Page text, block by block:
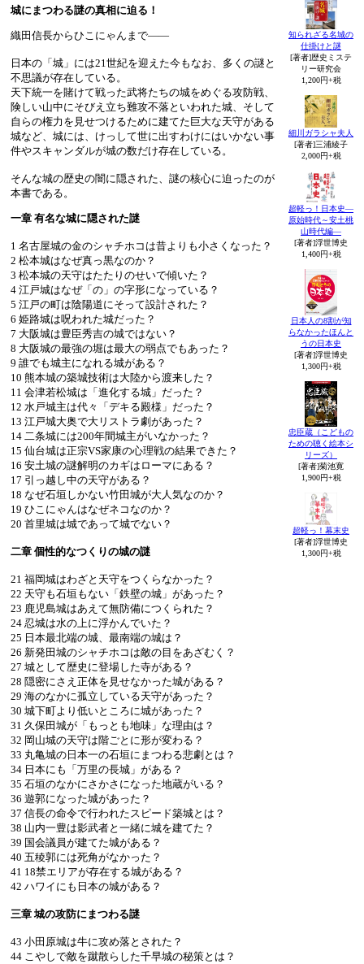
城にまつわる謎の真相に迫る！
織田信長からひこにゃんまで――
日本の「城」には21世紀を迎えた今もなお、多くの謎と
不思議が存在している。
天下統一を賭けて戦った武将たちの城をめぐる攻防戦、
険しい山中にそびえ立ち難攻不落といわれた城、そして
自らの権力を見せつけるために建てた巨大な天守がある
城など、城には、けっして世に出すわけにはいかない事
件やスキャンダルが城の数だけ存在している。
そんな城の歴史の闇に隠された、謎の核心に迫ったのが
本書である。
一章 有名な城に隠された謎
1 名古屋城の金のシャチホコは昔よりも小さくなった？
2 松本城はなぜ真っ黒なのか？
3 松本城の天守はたたりのせいで傾いた？
4 江戸城はなぜ「の」の字形になっている？
5 江戸の町は陰陽道にそって設計された？
6 姫路城は呪われた城だった？
7 大阪城は豊臣秀吉の城ではない？
8 大阪城の最強の堀は最大の弱点でもあった？
9 誰でも城主になれる城がある？
10 熊本城の築城技術は大陸から渡来した？
11 会津若松城は「進化する城」だった？
12 水戸城主は代々「デキる殿様」だった？
13 江戸城大奥で大リストラ劇があった？
14 二条城には200年間城主がいなかった？
15 仙台城は正宗VS家康の心理戦の結果できた？
16 安土城の謎解明のカギはローマにある？
17 引っ越し中の天守がある？
18 なぜ石垣しかない竹田城が大人気なのか？
19 ひこにゃんはなぜネコなのか？
20 首里城は城であって城でない？
二章 個性的なつくりの城の謎
21 福岡城はわざと天守をつくらなかった？
22 天守も石垣もない「鉄壁の城」があった？
23 鹿児島城はあえて無防備につくられた？
24 忍城は水の上に浮かんでいた？
25 日本最北端の城、最南端の城は？
26 新発田城のシャチホコは敵の目をあざむく？
27 城として歴史に登場した寺がある？
28 隠密にさえ正体を見せなかった城がある？
29 海のなかに孤立している天守があった？
30 城下町より低いところに城があった？
31 久保田城が「もっとも地味」な理由は？
32 岡山城の天守は階ごとに形が変わる？
33 丸亀城の日本一の石垣にまつわる悲劇とは？
34 日本にも「万里の長城」がある？
35 石垣のなかにさかさになった地蔵がいる？
36 遊郭になった城があった？
37 信長の命令で行われたスピード築城とは？
38 山内一豊は影武者と一緒に城を建てた？
39 国会議員が建てた城がある？
40 五稜郭には死角がなかった？
41 18禁エリアが存在する城がある？
42 ハワイにも日本の城がある？
三章 城の攻防にまつわる謎
43 小田原城は牛に攻め落とされた？
44 こやしで敵を蹴散らした千早城の秘策とは？
知られざる名城の
仕掛けと謎
[著者]歴史ミステ
リー研究会
1,200円+税
細川ガラシャ夫人
[著者]三浦綾子
2,000円+税
超軽っ！日本史―
原始時代～安土桃
山時代編―
[著者]浮世博史
1,400円+税
日本人の8割が知
らなかったほんと
うの日本史
[著者]浮世博史
1,300円+税
忠臣蔵（こどもの
ための聴く絵本シ
リーズ）
[著者]菊池寛
1,900円+税
超軽っ！幕末史
[著者]浮世博史
1,300円+税